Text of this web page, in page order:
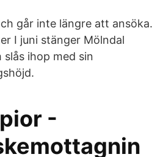
går inte längre att ansöka.
I juni stänger Mölndal
ihop med sin
-